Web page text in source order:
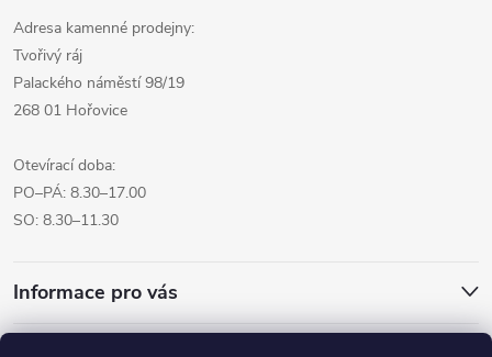
Adresa kamenné prodejny:
Tvořivý ráj
Palackého náměstí 98/19
268 01 Hořovice
Otevírací doba:
PO–PÁ: 8.30–17.00
SO: 8.30–11.30
Informace pro vás